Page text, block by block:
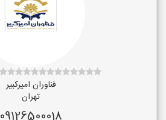
فناوران امیرکبیر
تهران